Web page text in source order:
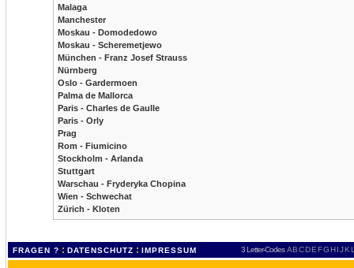
Malaga
Manchester
Moskau - Domodedowo
Moskau - Scheremetjewo
München - Franz Josef Strauss
Nürnberg
Oslo - Gardermoen
Palma de Mallorca
Paris - Charles de Gaulle
Paris - Orly
Prag
Rom - Fiumicino
Stockholm - Arlanda
Stuttgart
Warschau - Fryderyka Chopina
Wien - Schwechat
Zürich - Kloten
FRAGEN ? : DATENSCHUTZ : IMPRESSUM 3 Letter-Codes ABCDEFGH IJKL